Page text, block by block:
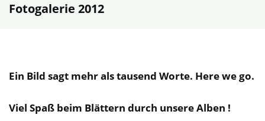
Fotogalerie 2012
Ein Bild sagt mehr als tausend Worte. Here we go.
Viel Spaß beim Blättern durch unsere Alben !